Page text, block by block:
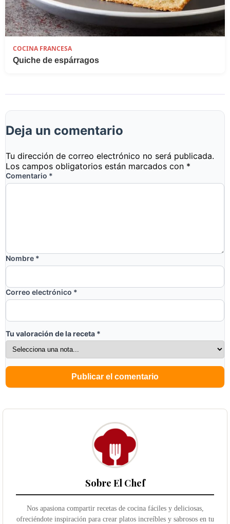
COCINA FRANCESA
Quiche de espárragos
Deja un comentario
Tu dirección de correo electrónico no será publicada.
Los campos obligatorios están marcados con *
Comentario *
Nombre *
Correo electrónico *
Tu valoración de la receta *
Sobre El Chef
Nos apasiona compartir recetas de cocina fáciles y deliciosas,
ofreciéndote inspiración para crear platos increíbles y sabrosos en tu